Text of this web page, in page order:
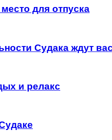
для отпуска
Судака ждут
и релакс